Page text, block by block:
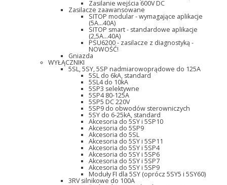
Zasilanie wejścia 600V DC
Zasilacze zaawansowane
SITOP modular - wymagające aplikacje
(5A...40A)
SITOP smart - standardowe aplikacje
(2,5A...40A)
PSU6200 - zasilacze z diagnostyką -
NOWOŚĆ!
Gniazda
WYŁĄCZNIKI
5SL, 5SY, 5SP nadmiarowoprądowe do 125A
5SL do 6kA, standard
5SL4 do 10kA
5SP3 selektywne
5SP4 80-125A
5SP5 DC 220V
5SP9 do obwodów sterowniczych
5SY do 6-25kA, standard
Akcesoria do 5SY i 5SP10
Akcesoria do 5SP9
Akcesoria do 5SL
Akcesoria do 5SY i 5SP11
Akcesoria do 5SY i 5SP4
Akcesoria do 5SY i 5SP6
Akcesoria do 5SY i 5SP7
Akcesoria do 5SY i 5SP9
Moduły FI dla 5SY (oprócz 5SY5 i 5SY60)
3RV silnikowe do 100A